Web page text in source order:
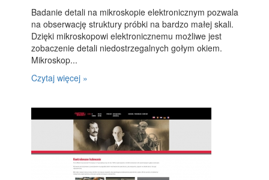
Badanie detali na mikroskopie elektronicznym pozwala
na obserwację struktury próbki na bardzo małej skali.
Dzięki mikroskopowi elektronicznemu możliwe jest
zobaczenie detali niedostrzegalnych gołym okiem.
Mikroskop...
Czytaj więcej »